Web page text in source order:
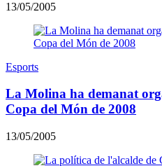
13/05/2005
Esports
La Molina ha demanat
Copa del Món de 2008
13/05/2005